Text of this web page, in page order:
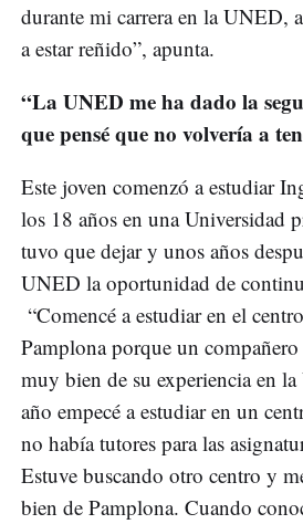
durante mi carrera en la UNED,
a estar reñido”, apunta.
“La UNED me ha dado la
que pensé que no volvería a
Este joven comenzó a estudiar
los 18 años en una Universidad
tuvo que dejar y unos años
UNED la oportunidad de
“Comencé a estudiar en el
Pamplona porque un
muy bien de su experiencia en
año empecé a estudiar en un
no había tutores para las
Estuve buscando otro centro y
bien de Pamplona. Cuando